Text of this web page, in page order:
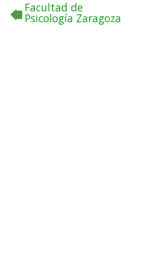
Facultad de
Psicología Zaragoza